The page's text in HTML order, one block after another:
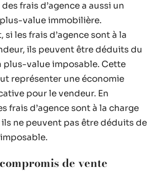
frais d’agence a aussi un
value immobilière.
si les frais d’agence sont à la
ils peuvent être déduits du
plus-value imposable. Cette
représenter une économie
pour le vendeur. En
frais d’agence sont à la charge
ils ne peuvent pas être déduits de
de vente